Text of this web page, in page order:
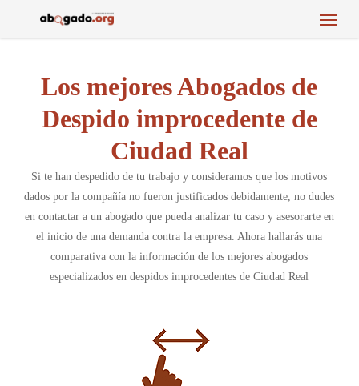
Menu
Los mejores Abogados de
Despido improcedente de
Ciudad Real
Si te han despedido de tu trabajo y consideramos que los motivos
dados por la compañía no fueron justificados debidamente, no dudes
en contactar a un abogado que pueda analizar tu caso y asesorarte en
el inicio de una demanda contra la empresa. Ahora hallarás una
comparativa con la información de los mejores abogados
especializados en despidos improcedentes de Ciudad Real